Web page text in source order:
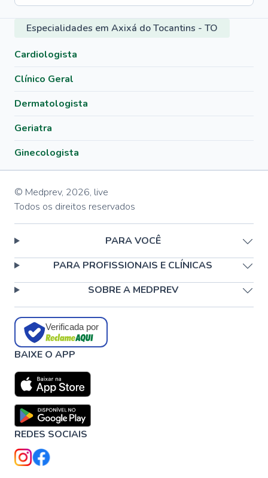
Especialidades em Axixá do Tocantins - TO
Cardiologista
Clínico Geral
Dermatologista
Geriatra
Ginecologista
© Medprev, 2026, live
Todos os direitos reservados
PARA VOCÊ
PARA PROFISSIONAIS E CLÍNICAS
SOBRE A MEDPREV
Verificada por
BAIXE O APP
REDES SOCIAIS